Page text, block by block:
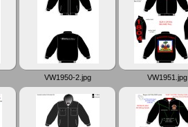
VW1950-2.jpg VW1951.jpg